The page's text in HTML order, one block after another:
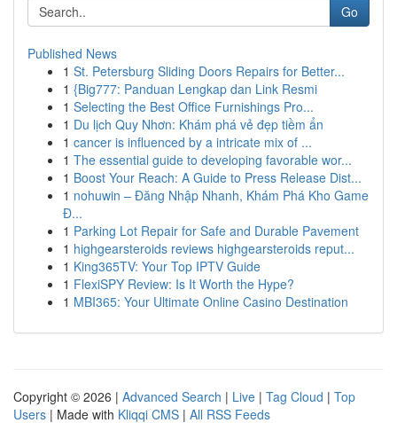
Go
Published News
1 St. Petersburg Sliding Doors Repairs for Better...
1 {Big777: Panduan Lengkap dan Link Resmi
1 Selecting the Best Office Furnishings Pro...
1 Du lịch Quy Nhơn: Khám phá vẻ đẹp tiềm ẩn
1 cancer is influenced by a intricate mix of ...
1 The essential guide to developing favorable wor...
1 Boost Your Reach: A Guide to Press Release Dist...
1 nohuwin – Đăng Nhập Nhanh, Khám Phá Kho Game
Đ...
1 Parking Lot Repair for Safe and Durable Pavement
1 highgearsteroids reviews highgearsteroids reput...
1 King365TV: Your Top IPTV Guide
1 FlexiSPY Review: Is It Worth the Hype?
1 MBI365: Your Ultimate Online Casino Destination
Copyright © 2026 | Advanced Search | Live | Tag Cloud | Top
Users | Made with Kliqqi CMS | All RSS Feeds